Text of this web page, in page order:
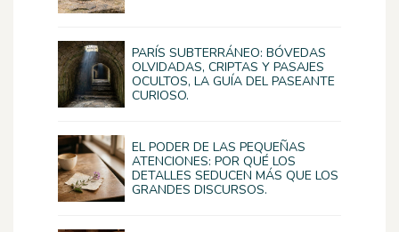
PARÍS SUBTERRÁNEO: BÓVEDAS
OLVIDADAS, CRIPTAS Y PASAJES
OCULTOS, LA GUÍA DEL PASEANTE
CURIOSO.
EL PODER DE LAS PEQUEÑAS
ATENCIONES: POR QUÉ LOS
DETALLES SEDUCEN MÁS QUE LOS
GRANDES DISCURSOS.